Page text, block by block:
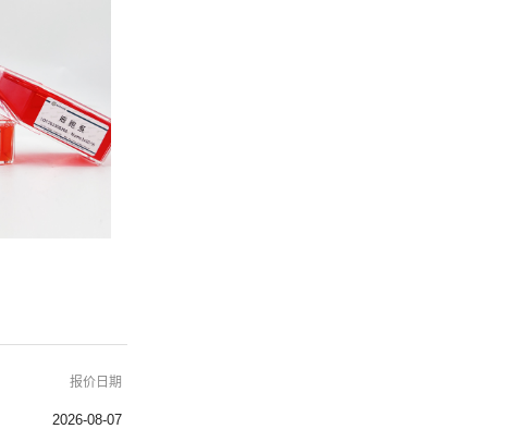
报价日期
2026-08-07